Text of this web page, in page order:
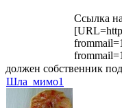
Ссылка
должен собственник
Шла_мимо1